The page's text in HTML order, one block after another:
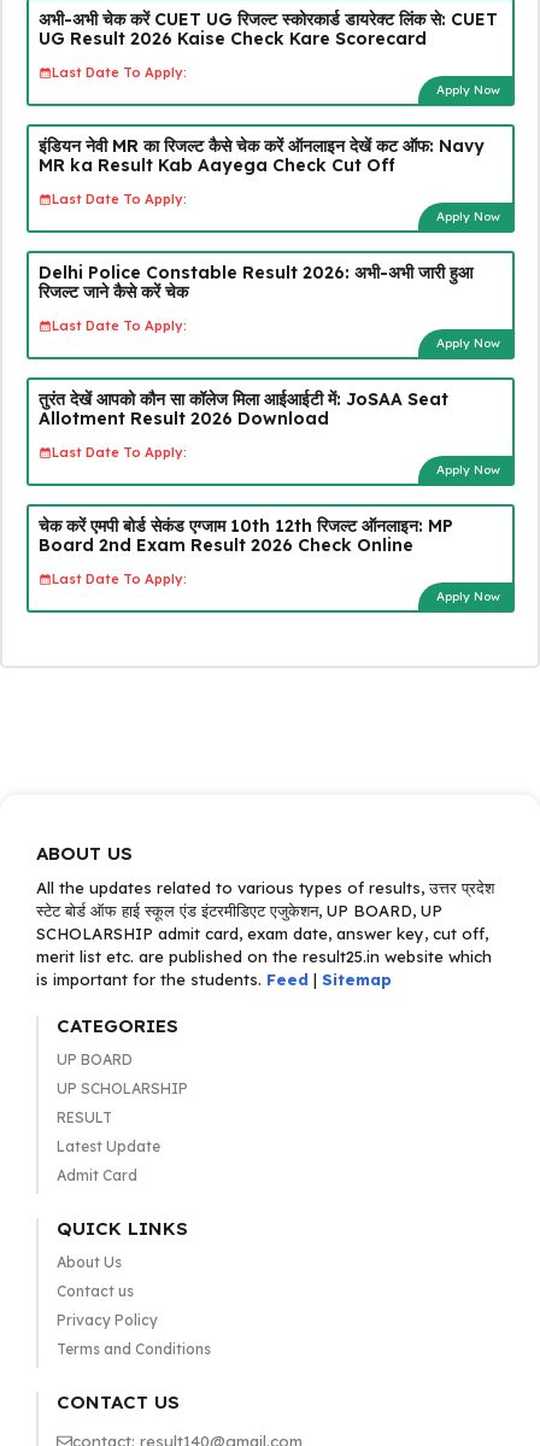
अभी-अभी चेक करें CUET UG रिजल्ट स्कोरकार्ड डायरेक्ट लिंक से: CUET
UG Result 2026 Kaise Check Kare Scorecard
Last Date To Apply:
Apply Now
इंडियन नेवी MR का रिजल्ट कैसे चेक करें ऑनलाइन देखें कट ऑफ: Navy
MR ka Result Kab Aayega Check Cut Off
Last Date To Apply:
Apply Now
Delhi Police Constable Result 2026: अभी-अभी जारी हुआ
रिजल्ट जाने कैसे करें चेक
Last Date To Apply:
Apply Now
तुरंत देखें आपको कौन सा कॉलेज मिला आईआईटी में: JoSAA Seat
Allotment Result 2026 Download
Last Date To Apply:
Apply Now
चेक करें एमपी बोर्ड सेकंड एग्जाम 10th 12th रिजल्ट ऑनलाइन: MP
Board 2nd Exam Result 2026 Check Online
Last Date To Apply:
Apply Now
ABOUT US
All the updates related to various types of results, उत्तर प्रदेश
स्टेट बोर्ड ऑफ हाई स्कूल एंड इंटरमीडिएट एजुकेशन, UP BOARD, UP
SCHOLARSHIP admit card, exam date, answer key, cut off,
merit list etc. are published on the result25.in website which
is important for the students. Feed | Sitemap
CATEGORIES
UP BOARD
UP SCHOLARSHIP
RESULT
Latest Update
Admit Card
QUICK LINKS
About Us
Contact us
Privacy Policy
Terms and Conditions
CONTACT US
contact: result140@gmail.com